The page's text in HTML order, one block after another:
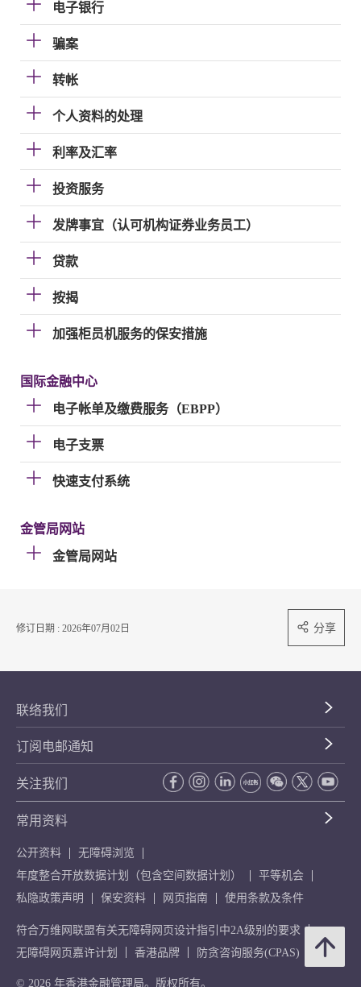
电子银行
骗案
转帐
个人资料的处理
利率及汇率
投资服务
发牌事宜（认可机构证券业务员工）
贷款
按揭
加强柜员机服务的保安措施
国际金融中心
电子帐单及缴费服务（EBPP）
电子支票
快速支付系统
金管局网站
金管局网站
修订日期 : 2026年07月02日 分享
联络我们
订阅电邮通知
关注我们
常用资料
公开资料
无障碍浏览
年度整合开放数据计划（包含空间数据计划）
平等机会
私隐政策声明
保安资料 网页指南 使用条款及条件
符合万维网联盟有关无障碍网页设计指引中2A级别的要求
无障碍网页嘉许计划
香港品牌 防贪咨询服务(CPAS)
© 2026 年香港金融管理局。版权所有。